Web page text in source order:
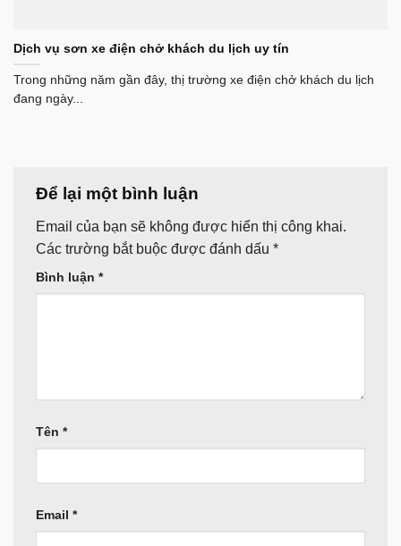
Dịch vụ sơn xe điện chở khách du lịch uy tín
Trong những năm gần đây, thị trường xe điện chở khách du lịch
đang ngày...
Để lại một bình luận
Email của bạn sẽ không được hiển thị công khai.
Các trường bắt buộc được đánh dấu *
Bình luận *
Tên *
Email *